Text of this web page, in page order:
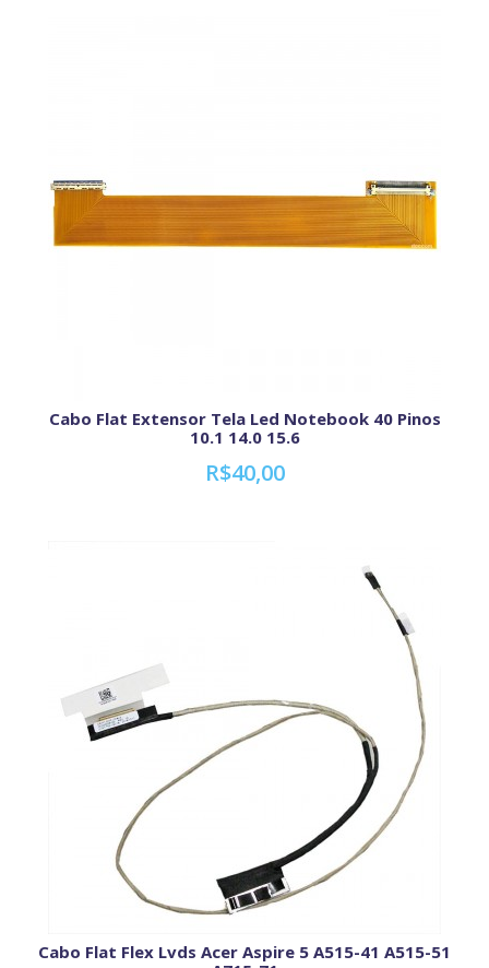
Cabo Flat Extensor Tela Led Notebook 40 Pinos
10.1 14.0 15.6
R$40,00
Cabo Flat Flex Lvds Acer Aspire 5 A515-41 A515-51